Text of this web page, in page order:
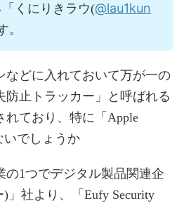
くにりきラウ(@lau1kun
。
などに入れておいて万が一の
防止トラッカー」と呼ばれる
れており、特に「Apple
いでしょうか
の1つでデジタル製品関連企
」社より、「Eufy Security